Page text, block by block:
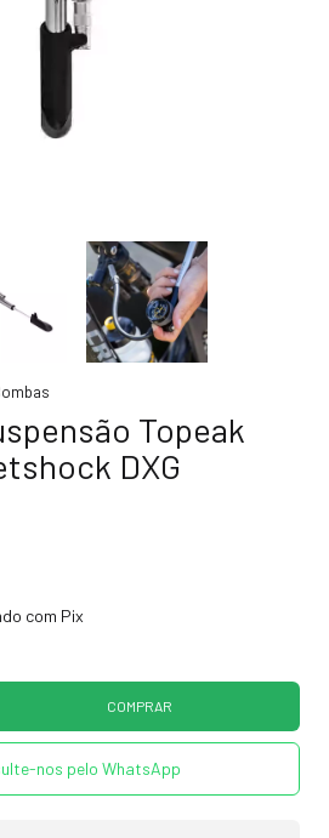
Topeak
DXG
com Pix
nos pelo WhatsApp